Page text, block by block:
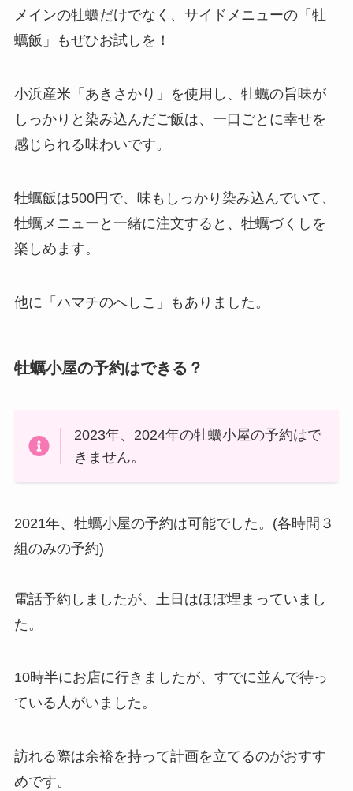
メインの牡蠣だけでなく、サイドメニューの「牡
蠣飯」もぜひお試しを！
小浜産米「あきさかり」を使用し、牡蠣の旨味が
しっかりと染み込んだご飯は、一口ごとに幸せを
感じられる味わいです。
牡蠣飯は500円で、味もしっかり染み込んでいて、
牡蠣メニューと一緒に注文すると、牡蠣づくしを
楽しめます。
他に「ハマチのへしこ」もありました。
牡蠣小屋の予約はできる？
2023年、2024年の牡蠣小屋の予約はで
きません。
2021年、牡蠣小屋の予約は可能でした。(各時間３
組のみの予約)
電話予約しましたが、土日はほぼ埋まっていまし
た。
10時半にお店に行きましたが、すでに並んで待っ
ている人がいました。
訪れる際は余裕を持って計画を立てるのがおすす
めです。